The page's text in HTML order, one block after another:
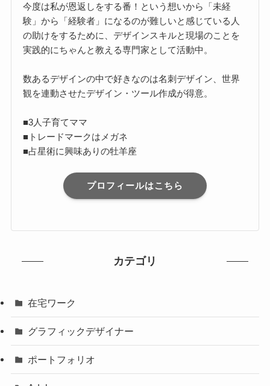
今度は私が恩返しをする番！という想いから「未経
験」から「経験者」になるのが難しいと感じている人
の助けをするために、デザインスキルと現場のことを
実践的にちゃんと教える専門家として活動中。
数あるデザインの中で好きなのは名刺デザイン、世界
観を連動させたデザイン・ツール作成が得意。
■3人子育てママ
■トレードマークはメガネ
■占星術に興味ありの牡羊座
プロフィールはこちら
カテゴリ
在宅ワーク
グラフィックデザイナー
ポートフォリオ